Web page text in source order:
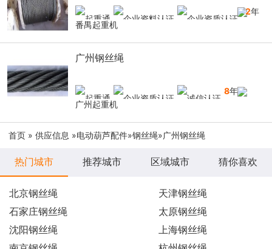
12年
番禺起重机
广州钢丝绳
8年
广州起重机
首页 » 供应信息 »电动葫芦配件»钢丝绳»广州钢丝绳
热门城市 推荐城市 区域城市 猜你喜欢
北京钢丝绳
天津钢丝绳
石家庄钢丝绳
太原钢丝绳
沈阳钢丝绳
上海钢丝绳